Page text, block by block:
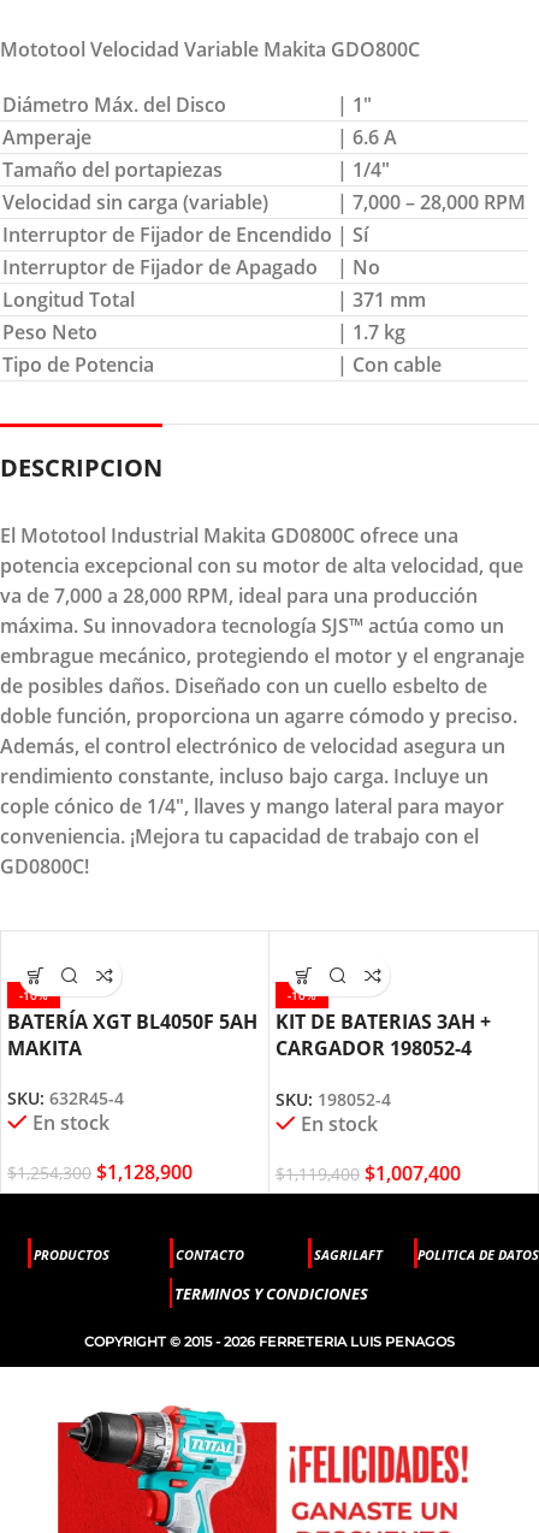
Mototool Velocidad Variable Makita GDO800C
Diámetro Máx. del Disco
| 1″
Amperaje
| 6.6 A
Tamaño del portapiezas
| 1/4″
Velocidad sin carga (variable)
| 7,000 – 28,000 RPM
Interruptor de Fijador de Encendido | Sí
Interruptor de Fijador de Apagado
| No
Longitud Total
| 371 mm
Peso Neto
| 1.7 kg
Tipo de Potencia
| Con cable
DESCRIPCION
El Mototool Industrial Makita GD0800C ofrece una
potencia excepcional con su motor de alta velocidad, que
va de 7,000 a 28,000 RPM, ideal para una producción
máxima. Su innovadora tecnología SJS™ actúa como un
embrague mecánico, protegiendo el motor y el engranaje
de posibles daños. Diseñado con un cuello esbelto de
doble función, proporciona un agarre cómodo y preciso.
Además, el control electrónico de velocidad asegura un
rendimiento constante, incluso bajo carga. Incluye un
cople cónico de 1/4", llaves y mango lateral para mayor
conveniencia. ¡Mejora tu capacidad de trabajo con el
GD0800C!
-10%
BATERÍA XGT BL4050F 5AH
MAKITA
SKU: 632R45-4
En stock
$1,254,300 $1,128,900
-10%
KIT DE BATERIAS 3AH +
CARGADOR 198052-4
SKU: 198052-4
En stock
$1,119,400 $1,007,400
PRODUCTOS CONTACTO SAGRILAFT POLITICA DE DATOS
TERMINOS Y CONDICIONES
COPYRIGHT © 2015 - 2026 FERRETERIA LUIS PENAGOS